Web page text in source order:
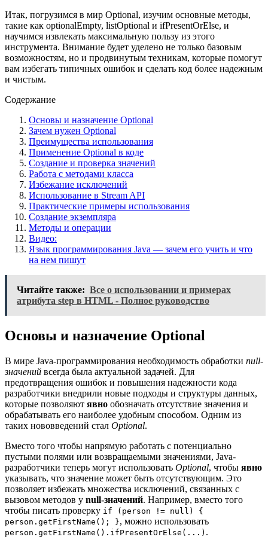
Итак, погрузимся в мир Optional, изучим основные методы,
такие как optionalEmpty, listOptional и ifPresentOrElse, и
научимся извлекать максимальную пользу из этого
инструмента. Внимание будет уделено не только базовым
возможностям, но и продвинутым техникам, которые помогут
вам избегать типичных ошибок и сделать код более надежным
и чистым.
Содержание
Основы и назначение Optional
Зачем нужен Optional
Преимущества использования
Применение Optional в коде
Создание и проверка значений
Работа с методами класса
Избежание исключений
Использование в Stream API
Практические примеры использования
Создание экземпляра
Методы и операции
Видео:
Язык программирования Java — зачем его учить и что
на нем пишут
Читайте также: Все о использовании и примерах
атрибута step в HTML - Полное руководство
Основы и назначение Optional
В мире Java-программирования необходимость обработки null-
значений всегда была актуальной задачей. Для
предотвращения ошибок и повышения надежности кода
разработчики внедрили новые подходы и структуры данных,
которые позволяют явно обозначать отсутствие значения и
обрабатывать его наиболее удобным способом. Одним из
таких нововведений стал Optional.
Вместо того чтобы напрямую работать с потенциально
пустыми полями или возвращаемыми значениями, Java-
разработчики теперь могут использовать Optional, чтобы явно
указывать, что значение может быть отсутствующим. Это
позволяет избежать множества исключений, связанных с
вызовом методов у null-значений. Например, вместо того
чтобы писать проверку if (person != null) {
person.getFirstName(); }, можно использовать
person.getFirstName().ifPresentOrElse(...) .